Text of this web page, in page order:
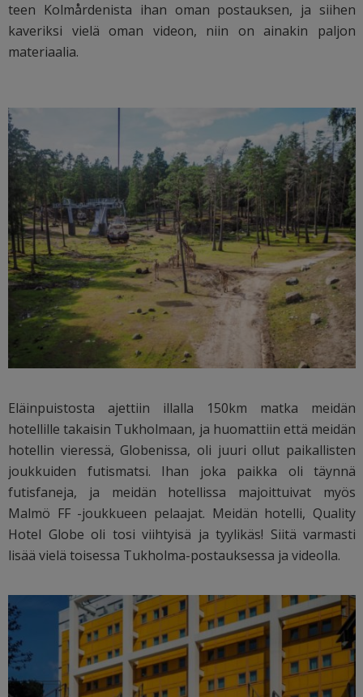
teen Kolmårdenista ihan oman postauksen, ja siihen
kaveriksi vielä oman videon, niin on ainakin paljon
materiaalia.
Eläinpuistosta ajettiin illalla 150km matka meidän
hotellille takaisin Tukholmaan, ja huomattiin että meidän
hotellin vieressä, Globenissa, oli juuri ollut paikallisten
joukkuiden futismatsi. Ihan joka paikka oli täynnä
futisfaneja, ja meidän hotellissa majoittuivat myös
Malmö FF -joukkueen pelaajat. Meidän hotelli, Quality
Hotel Globe oli tosi viihtyisä ja tyylikäs! Siitä varmasti
lisää vielä toisessa Tukholma-postauksessa ja videolla.